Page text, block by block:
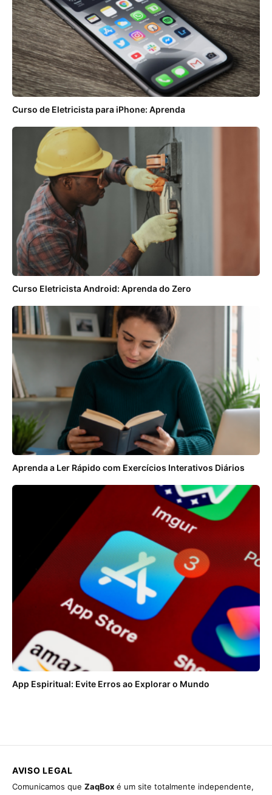
Curso de Eletricista para iPhone: Aprenda
Curso Eletricista Android: Aprenda do Zero
Aprenda a Ler Rápido com Exercícios Interativos Diários
App Espiritual: Evite Erros ao Explorar o Mundo
AVISO LEGAL
Comunicamos que ZaqBox é um site totalmente independente,